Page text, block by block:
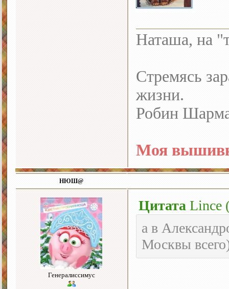
Наташа, на
Стремясь
жизни.
Робин
Моя
НЮШ@
Генералиссимус
Цитата Lince
а в
Москвы